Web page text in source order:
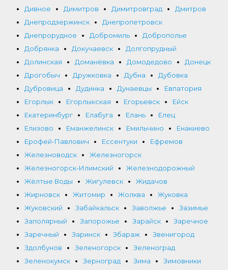
Дивное
Димитров Димитровград
Дмитров
Днепродзержинск
Днепропетровск
Днепрорудное
Добромиль
Доброполье
Добрянка
Докучаевск
Долгопрудный
Долинская
Доманёвка Домодедово
Донецк
Дрогобыч
Дружковка Дубна
Дубовка
Дубровица
Дудинка Дунаевцы
Евпатория
Егорлык
Егорлыкская Егорьевск
Ейск
Екатеринбург
Елабуга Елань
Елец
Елизово
Еманжелинск Емильчино
Енакиево
Ерофей-Павлович
Ессентуки
Ефремов
Железноводск
Железногорск
Железногорск-Илимский
Железнодорожный
Жёлтые Воды
Жигулевск
Жидачов
Жирновск
Житомир Жолква
Жуковка
Жуковский
Забайкальск Заволжье
Зазимье
Заполярный
Запорожье Зарайск
Заречное
Заречный
Заринск Збараж
Звенигород
Здолбунов
Зеленогорск
Зеленоград
Зеленокумск
Зерноград Зима
Зимовники